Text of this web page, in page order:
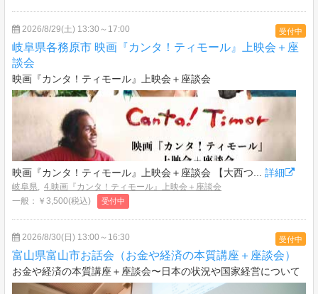
受付中
2026/8/29(土) 13:30～17:00
岐阜県各務原市 映画『カンタ！ティモール』上映会＋座
談会
映画『カンタ！ティモール』上映会＋座談会
映画『カンタ！ティモール』上映会＋座談会 【大西つ... 詳細
岐阜県, 4.映画『カンタ！ティモール』上映会＋座談会
一般：￥3,500(税込)
受付中
受付中
2026/8/30(日) 13:00～16:30
富山県富山市お話会（お金や経済の本質講座＋座談会）
お金や経済の本質講座＋座談会〜日本の状況や国家経営について